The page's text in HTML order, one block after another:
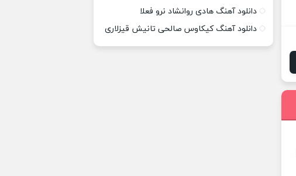
دانلود آهنگ هادی روانشاد نرو فعلا
دانلود آهنگ کیکاوس صالحی تانیش قیزلاری